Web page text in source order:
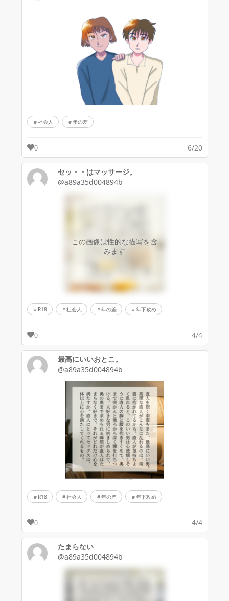
社会人 年の差
0 6/20
セッ・・はマッサージ。
@a89a35d004894b
この画像は性的な描写を含
みます
R18 社会人 年の差 年下攻め
0 4/4
最高にいいおとこ。
@a89a35d004894b
R18 社会人 年の差 年下攻め
0 4/4
たまらない
@a89a35d004894b